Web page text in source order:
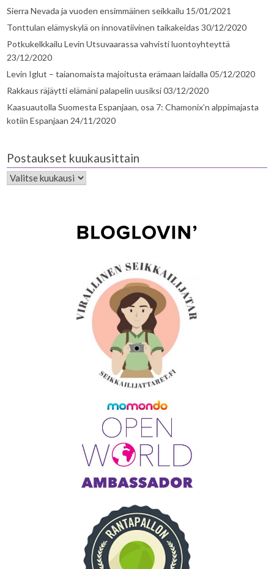
Sierra Nevada ja vuoden ensimmäinen seikkailu 15/01/2021
Tonttulan elämyskylä on innovatiivinen taikakeidas 30/12/2020
Potkukelkkailu Levin Utsuvaarassa vahvisti luontoyhteyttä
23/12/2020
Levin Iglut – taianomaista majoitusta erämaan laidalla 05/12/2020
Rakkaus räjäytti elämäni palapelin uusiksi03/12/2020
Kaasuautolla Suomesta Espanjaan, osa 7: Chamonix’n alppimajasta
kotiin Espanjaan 24/11/2020
Postaukset kuukausittain